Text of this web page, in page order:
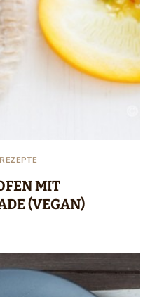
MIT
(VEGAN)